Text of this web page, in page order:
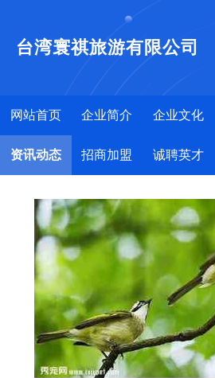
台湾寰祺旅游有限公司
网站首页 企业简介 企业文化
资讯动态 招商加盟 诚聘英才